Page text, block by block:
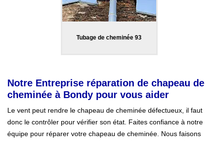
Tubage de cheminée 93
Notre Entreprise réparation de chapeau de
cheminée à Bondy pour vous aider
Le vent peut rendre le chapeau de cheminée défectueux, il faut
donc le contrôler pour vérifier son état. Faites confiance à notre
équipe pour réparer votre chapeau de cheminée. Nous faisons